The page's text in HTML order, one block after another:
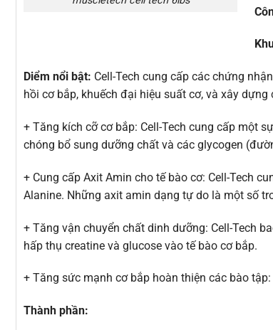
Diểm nổi bật: Cell-Tech cung cấp các chứng
hồi cơ bắp, khuếch đại hiệu suất cơ, và xây dựng
+ Tăng kích cỡ cơ bắp: Cell-Tech cung cấp một
chóng bổ sung dưỡng chất và các glycogen
+ Cung cấp Axit Amin cho tế bào cơ: Cell-Tech
Alanine. Những axit amin dạng tự do là một số
+ Tăng vận chuyển chất dinh dưỡng: Cell-Tech
hấp thụ creatine và glucose vào tế bào cơ bắp.
+ Tăng sức mạnh cơ bắp hoàn thiện các bào
Thành phần: